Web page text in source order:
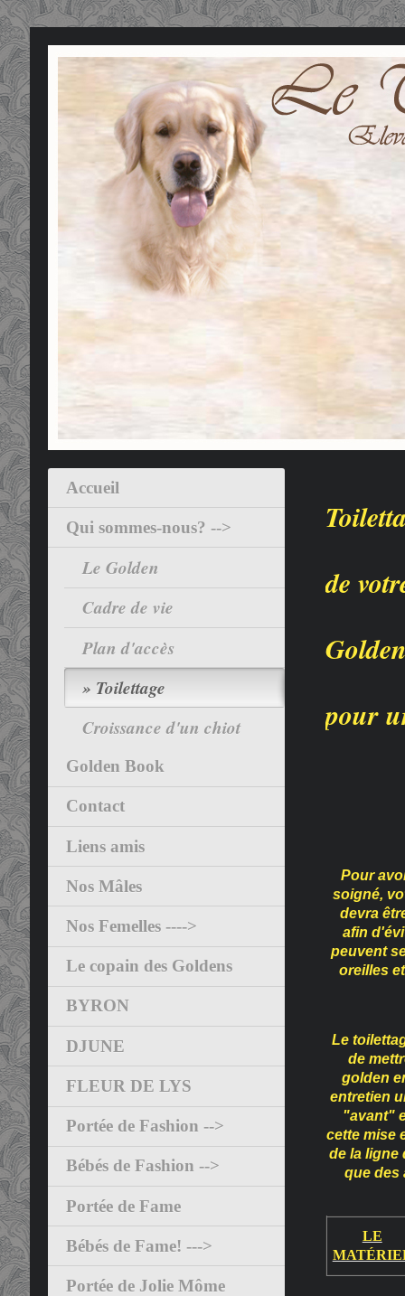
de
pour
Pour
soigné,
devra
afin
peuvent
oreilles
Le
de
golden
entretien
"avant"
cette mise
de la ligne
que des
LE
Accueil
Qui sommes-nous? -->
Le Golden
Cadre de vie
Plan d'accès
Toilettage
Croissance d'un chiot
Golden Book
Contact
Liens amis
Nos Mâles
Nos Femelles ---->
Le copain des Goldens
BYRON
DJUNE
FLEUR DE LYS
Portée de Fashion -->
Bébés de Fashion -->
Portée de Fame
Bébés de Fame! --->
Portée de Jolie Môme